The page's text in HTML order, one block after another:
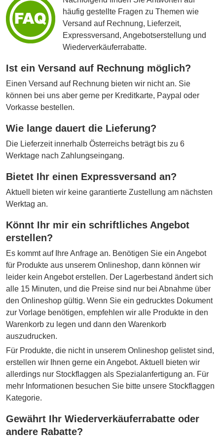
häufig gestellte Fragen zu Themen wie
Versand auf Rechnung, Lieferzeit,
Expressversand, Angebotserstellung und
Wiederverkäuferrabatte.
Ist ein Versand auf Rechnung möglich?
Einen Versand auf Rechnung bieten wir nicht an. Sie
können bei uns aber gerne per Kreditkarte, Paypal oder
Vorkasse bestellen.
Wie lange dauert die Lieferung?
Die Lieferzeit innerhalb Österreichs beträgt bis zu 6
Werktage nach Zahlungseingang.
Bietet Ihr einen Expressversand an?
Aktuell bieten wir keine garantierte Zustellung am nächsten
Werktag an.
Könnt Ihr mir ein schriftliches Angebot
erstellen?
Es kommt auf Ihre Anfrage an. Benötigen Sie ein Angebot
für Produkte aus unserem Onlineshop, dann können wir
leider kein Angebot erstellen. Der Lagerbestand ändert sich
alle 15 Minuten, und die Preise sind nur bei Abnahme über
den Onlineshop gültig. Wenn Sie ein gedrucktes Dokument
zur Vorlage benötigen, empfehlen wir alle Produkte in den
Warenkorb zu legen und dann den Warenkorb
auszudrucken.
Für Produkte, die nicht in unserem Onlineshop gelistet sind,
erstellen wir Ihnen gerne ein Angebot. Aktuell bieten wir
allerdings nur Stockflaggen als Spezialanfertigung an. Für
mehr Informationen besuchen Sie bitte unsere Stockflaggen
Kategorie.
Gewährt Ihr Wiederverkäuferrabatte oder
andere Rabatte?